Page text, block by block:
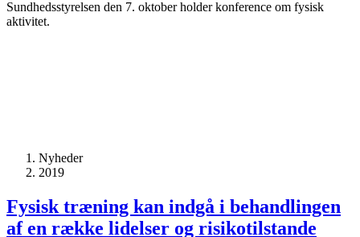
Sundhedsstyrelsen den 7. oktober holder konference om fysisk
aktivitet.
Nyheder
2019
Fysisk træning kan indgå i behandlingen
af en række lidelser og risikotilstande